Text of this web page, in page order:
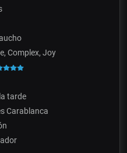
Complex, Joy
tarde
Carablanca